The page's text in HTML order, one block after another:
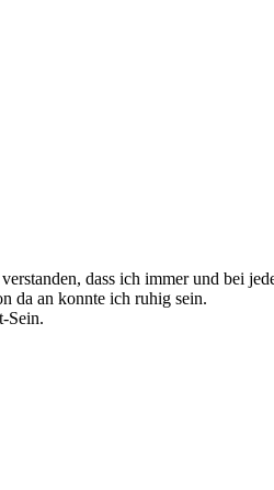
dass ich immer und bei
da an konnte ich ruhig sein.
Sein.